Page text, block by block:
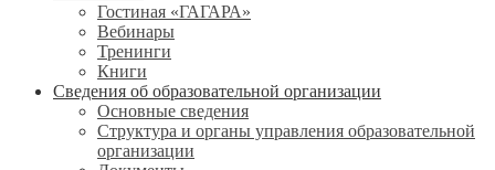
Гостиная «ГАГАРА»
Вебинары
Тренинги
Книги
Сведения об образовательной организации
Основные сведения
Структура и органы управления образовательной
организации